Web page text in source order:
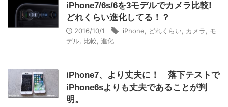
iPhone7/6s/6を3モデルでカメラ比較!
どれくらい進化してる！？
2016/10/1 iPhone どれくらい カメラ
モ
デル 比較 進化
iPhone7、より丈夫に！ 落下テストで
iPhone6sよりも丈夫であることが判
明。